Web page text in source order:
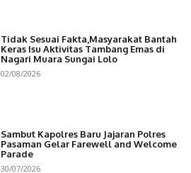
Tidak Sesuai Fakta,Masyarakat Bantah
Keras Isu Aktivitas Tambang Emas di
Nagari Muara Sungai Lolo
02/08/2026
Sambut Kapolres Baru Jajaran Polres
Pasaman Gelar Farewell and Welcome
Parade
30/07/2026